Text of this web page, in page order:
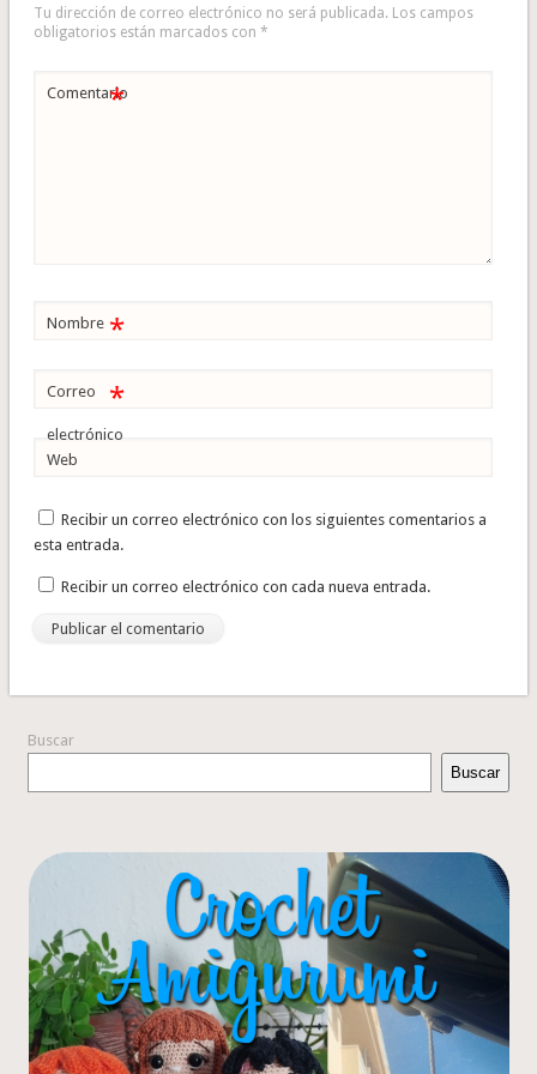
Tu dirección de correo electrónico no será publicada. Los campos
obligatorios están marcados con *
Comentario
*
Nombre *
Correo
electrónico
*
Web
Recibir un correo electrónico con los siguientes comentarios a
esta entrada.
Recibir un correo electrónico con cada nueva entrada.
Buscar
Buscar